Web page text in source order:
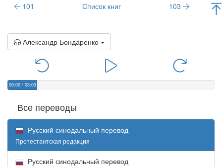
101 Список книг 103
Александр Бондаренко
00:00 / 03:03
Все переводы
Русский синодальный перевод
Протестантская редакция
Русский синодальный перевод